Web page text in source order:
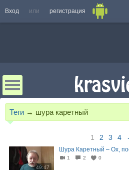
Вход или регистрация
Теги → шура каретный
1 2 3 4
49:47
Шура Каретный – Ох,
1 2 0